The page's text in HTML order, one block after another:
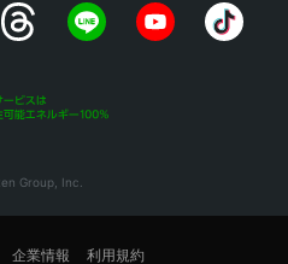
Group, Inc.
企業情報 利用規約